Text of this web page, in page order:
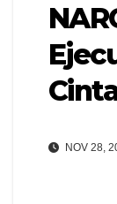
NOV 28,